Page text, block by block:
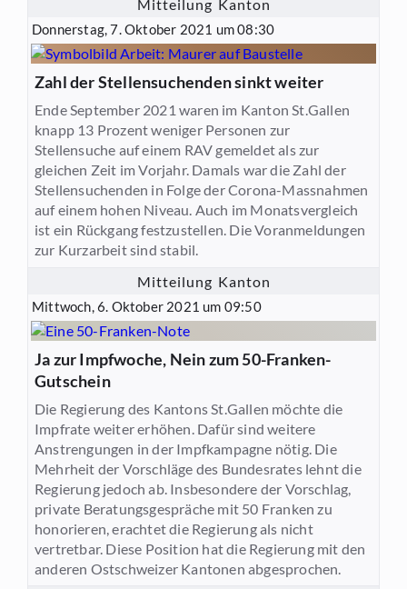
Mitteilung Kanton
Donnerstag, 7. Oktober 2021 um 08:30
Zahl der Stellensuchenden sinkt weiter
Ende September 2021 waren im Kanton St.Gallen
knapp 13 Prozent weniger Personen zur
Stellensuche auf einem RAV gemeldet als zur
gleichen Zeit im Vorjahr. Damals war die Zahl der
Stellensuchenden in Folge der Corona-Massnahmen
auf einem hohen Niveau. Auch im Monatsvergleich
ist ein Rückgang festzustellen. Die Voranmeldungen
zur Kurzarbeit sind stabil.
Mitteilung Kanton
Mittwoch, 6. Oktober 2021 um 09:50
Ja zur Impfwoche, Nein zum 50-Franken-
Gutschein
Die Regierung des Kantons St.Gallen möchte die
Impfrate weiter erhöhen. Dafür sind weitere
Anstrengungen in der Impfkampagne nötig. Die
Mehrheit der Vorschläge des Bundesrates lehnt die
Regierung jedoch ab. Insbesondere der Vorschlag,
private Beratungsgespräche mit 50 Franken zu
honorieren, erachtet die Regierung als nicht
vertretbar. Diese Position hat die Regierung mit den
anderen Ostschweizer Kantonen abgesprochen.